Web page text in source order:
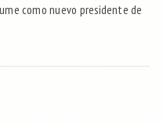
como nuevo presidente de